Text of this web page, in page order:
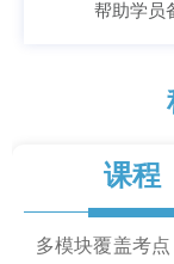
帮助学员
课程
多模块覆盖考